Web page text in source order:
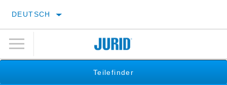
DEUTSCH
Teilefinder